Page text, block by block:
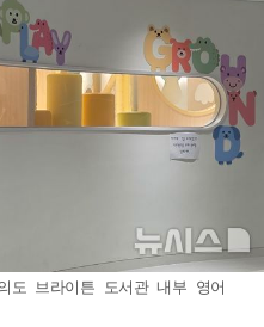
도 브라이튼 도서관 내부 영어